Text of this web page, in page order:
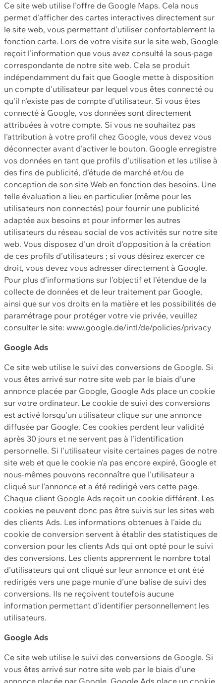
Ce site web utilise l'offre de Google Maps. Cela nous
permet d'afficher des cartes interactives directement sur
le site web, vous permettant d'utiliser confortablement la
fonction carte. Lors de votre visite sur le site web, Google
reçoit l'information que vous avez consulté la sous-page
correspondante de notre site web. Cela se produit
indépendamment du fait que Google mette à disposition
un compte d'utilisateur par lequel vous êtes connecté ou
qu'il n'existe pas de compte d'utilisateur. Si vous êtes
connecté à Google, vos données sont directement
attribuées à votre compte. Si vous ne souhaitez pas
l'attribution à votre profil chez Google, vous devez vous
déconnecter avant d'activer le bouton. Google enregistre
vos données en tant que profils d'utilisation et les utilise à
des fins de publicité, d'étude de marché et/ou de
conception de son site Web en fonction des besoins. Une
telle évaluation a lieu en particulier (même pour les
utilisateurs non connectés) pour fournir une publicité
adaptée aux besoins et pour informer les autres
utilisateurs du réseau social de vos activités sur notre site
web. Vous disposez d'un droit d'opposition à la création
de ces profils d'utilisateurs ; si vous désirez exercer ce
droit, vous devez vous adresser directement à Google.
Pour plus d'informations sur l'objectif et l'étendue de la
collecte de données et de leur traitement par Google,
ainsi que sur vos droits en la matière et les possibilités de
paramétrage pour protéger votre vie privée, veuillez
consulter le site: www.google.de/intl/de/policies/privacy
Google Ads
Ce site web utilise le suivi des conversions de Google. Si
vous êtes arrivé sur notre site web par le biais d'une
annonce placée par Google, Google Ads place un cookie
sur votre ordinateur. Le cookie de suivi des conversions
est activé lorsqu'un utilisateur clique sur une annonce
diffusée par Google. Ces cookies perdent leur validité
après 30 jours et ne servent pas à l'identification
personnelle. Si l'utilisateur visite certaines pages de notre
site web et que le cookie n'a pas encore expiré, Google et
nous-mêmes pouvons reconnaître que l'utilisateur a
cliqué sur l'annonce et a été redirigé vers cette page.
Chaque client Google Ads reçoit un cookie différent. Les
cookies ne peuvent donc pas être suivis sur les sites web
des clients Ads. Les informations obtenues à l'aide du
cookie de conversion servent à établir des statistiques de
conversion pour les clients Ads qui ont opté pour le suivi
des conversions. Les clients apprennent le nombre total
d'utilisateurs qui ont cliqué sur leur annonce et ont été
redirigés vers une page munie d'une balise de suivi des
conversions. Ils ne reçoivent toutefois aucune
information permettant d'identifier personnellement les
utilisateurs.
Google Ads
Ce site web utilise le suivi des conversions de Google. Si
vous êtes arrivé sur notre site web par le biais d'une